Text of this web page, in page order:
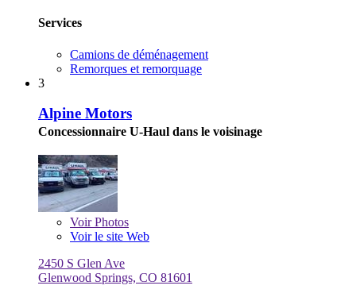
Services
Camions de déménagement
Remorques et remorquage
3
Alpine Motors
Concessionnaire U-Haul dans le voisinage
VoirPhotos
Voir le site Web
2450 S Glen Ave
Glenwood Springs, CO 81601